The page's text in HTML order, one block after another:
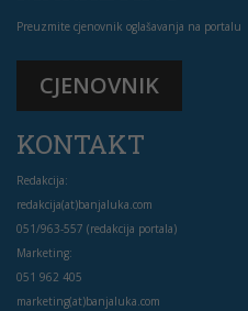
Preuzmite cjenovnik oglašavanja na portalu
CJENOVNIK
KONTAKT
Redakcija:
redakcija(at)banjaluka.com
051/963-557 (redakcija portala)
Marketing:
051 962 405
marketing(at)banjaluka.com